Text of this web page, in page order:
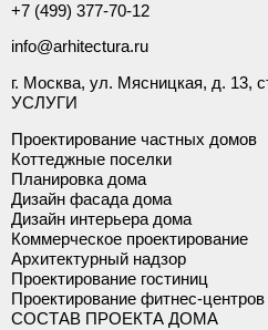
+7 (499) 377-70-12
info@arhitectura.ru
г. Москва, ул. Мясницкая, д. 13,
УСЛУГИ
Проектирование частных домов
Коттеджные поселки
Планировка дома
Дизайн фасада дома
Дизайн интерьера дома
Коммерческое проектирование
Архитектурный надзор
Проектирование гостиниц
Проектирование фитнес-центров
СОСТАВ ПРОЕКТА ДОМА